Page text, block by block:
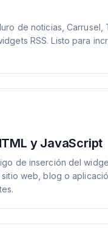
de noticias, Carrusel,
RSS. Listo para
y JavaScript
de inserción del
web, blog o